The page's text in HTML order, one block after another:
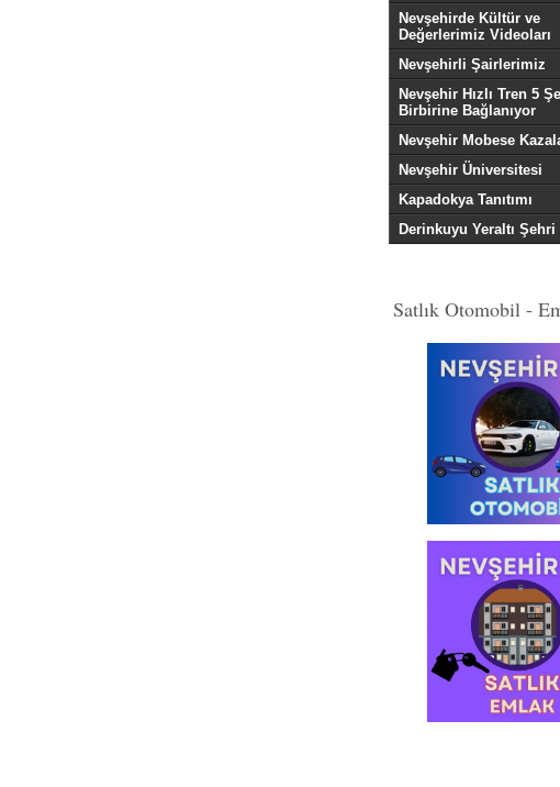
Nevşehirde Kültür ve
Değerlerimiz Videoları
Nevşehirli Şairlerimiz
Nevşehir Hızlı Tren 5
Birbirine Bağlanıyor
Nevşehir Mobese
Nevşehir Üniversitesi
Kapadokya Tanıtımı
Derinkuyu Yeraltı Şehri
Satlık Otomobil -